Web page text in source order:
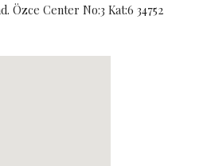
Özce Center No:3 Kat:6 34752